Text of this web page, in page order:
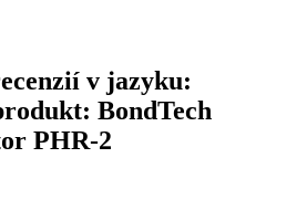
v jazyku:
BondTech
PHR-2